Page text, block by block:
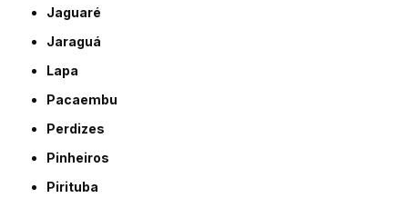
Jaguaré
Jaraguá
Lapa
Pacaembu
Perdizes
Pinheiros
Pirituba